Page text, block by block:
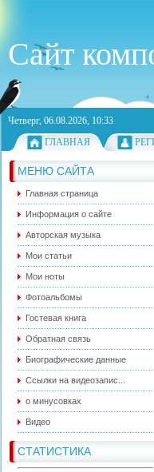
Сайт
Четверг, 06.08.2026, 10:33
ГЛАВНАЯ
МЕНЮ САЙТА
Главная страница
Информация о сайте
Авторская музыка
Мои статьи
Мои ноты
Фотоальбомы
Гостевая книга
Обратная связь
Биографические данные
Ссылки на видеозапис...
о минусовках
Видео
СТАТИСТИКА